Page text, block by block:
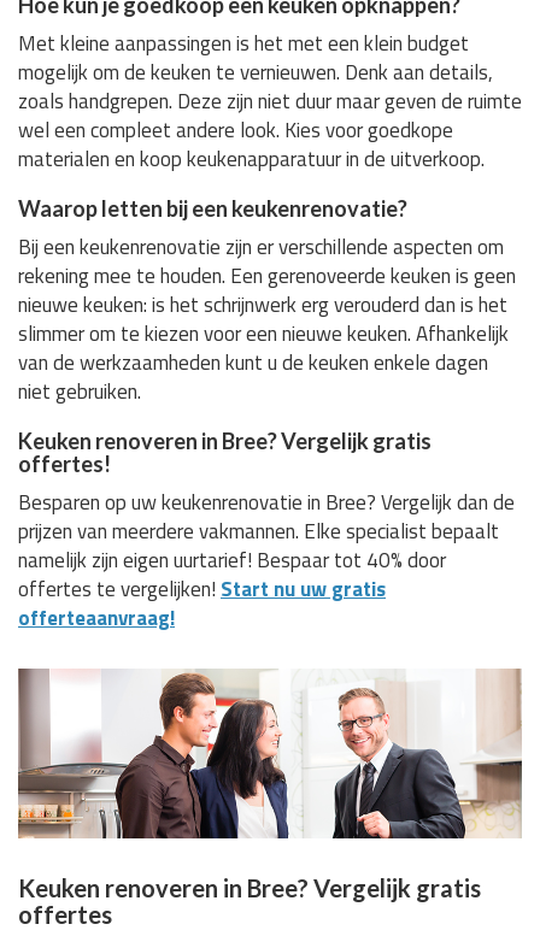
Met kleine aanpassingen is het met een klein budget
mogelijk om de keuken te vernieuwen. Denk aan details,
zoals handgrepen. Deze zijn niet duur maar geven de ruimte
wel een compleet andere look. Kies voor goedkope
materialen en koop keukenapparatuur in de uitverkoop.
Waarop letten bij een keukenrenovatie?
Bij een keukenrenovatie zijn er verschillende aspecten om
rekening mee te houden. Een gerenoveerde keuken is geen
nieuwe keuken: is het schrijnwerk erg verouderd dan is het
slimmer om te kiezen voor een nieuwe keuken. Afhankelijk
van de werkzaamheden kunt u de keuken enkele dagen
niet gebruiken.
Keuken renoveren in Bree? Vergelijk gratis
offertes!
Besparen op uw keukenrenovatie in Bree? Vergelijk dan de
prijzen van meerdere vakmannen. Elke specialist bepaalt
namelijk zijn eigen uurtarief! Bespaar tot 40% door
offertes te vergelijken! Start nu uw gratis
offerteaanvraag!
Keuken renoveren in Bree? Vergelijk gratis
offertes